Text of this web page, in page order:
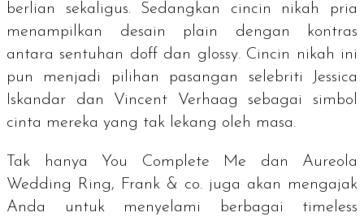
berlian sekaligus. Sedangkan cincin nikah pria
menampilkan desain plain dengan kontras
antara sentuhan doff dan glossy.Cincin nikah ini
pun menjadi pilihan pasangan selebriti Jessica
Iskandar dan Vincent Verhaag sebagai simbol
cinta mereka yang tak lekang oleh masa.
Tak hanya You Complete Me dan Aureola
Wedding Ring, Frank & co. juga akan mengajak
Anda untuk menyelami berbagai timeless